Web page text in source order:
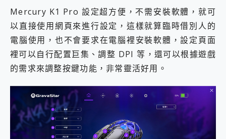
Mercury K1 Pro 設定超方便，不需安裝軟體，就可
以直接使用網頁來進行設定，這樣就算臨時借別人的
電腦使用，也不會要求在電腦裡安裝軟體，設定頁面
裡可以自行配置巨集、調整 DPI 等，還可以根據遊戲
的需求來調整按鍵功能，非常靈活好用。